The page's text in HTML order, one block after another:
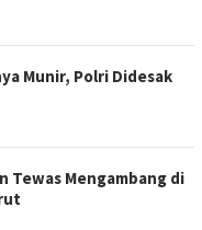
Munir, Polri Didesak
Tewas Mengambang di